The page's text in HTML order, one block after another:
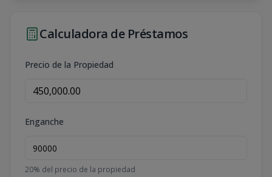
Calculadora de Préstamos
Precio de la Propiedad
Enganche
20% del precio de la propiedad